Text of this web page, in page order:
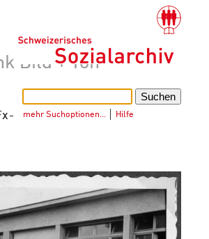
Bild + Ton
mehr Suchoptionen… Hilfe